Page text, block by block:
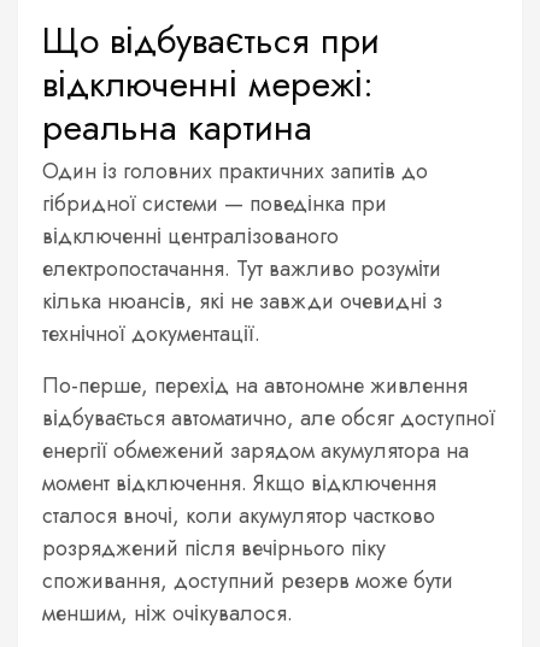
Що відбувається при
відключенні мережі:
реальна картина
Один із головних практичних запитів до
гібридної системи — поведінка при
відключенні централізованого
електропостачання. Тут важливо розуміти
кілька нюансів, які не завжди очевидні з
технічної документації.
По-перше, перехід на автономне живлення
відбувається автоматично, але обсяг доступної
енергії обмежений зарядом акумулятора на
момент відключення. Якщо відключення
сталося вночі, коли акумулятор частково
розряджений після вечірнього піку
споживання, доступний резерв може бути
меншим, ніж очікувалося.